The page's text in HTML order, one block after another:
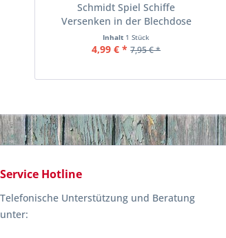
Schmidt Spiel Schiffe
Versenken in der Blechdose
Inhalt 1 Stück
4,99 € * 7,95 € *
Service Hotline
Telefonische Unterstützung und Beratung
unter: